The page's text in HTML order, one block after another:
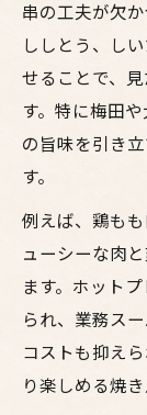
串の工夫が欠
ししとう、し
せることで、
す。特に梅田
の旨味を引き
す。
例えば、鶏も
ューシーな肉
ます。ホット
られ、業務ス
コストも抑え
り楽しめる焼